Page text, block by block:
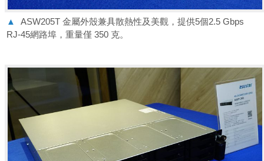
▲
ASW205T 金屬外殼兼具散熱性及美觀，提供5個2.5 Gbps
RJ-45網路埠，重量僅 350 克。